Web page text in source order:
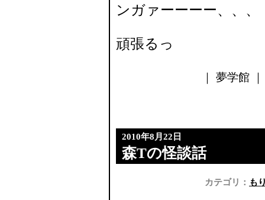
ンガァーーーー、、、
頑張るっ
｜ 夢学館
2010年8月22日
森Tの怪談話
カテゴリ： も